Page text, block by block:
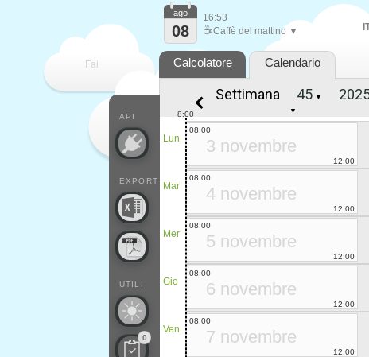
Fai
contare
API
EXPORT
UTILI
0
ago
08
16:53
☕Caffè del mattino ▼
Calcolatore Calendario
Settimana
▼
▼
Lun
Mar
Mer
Gio
Ven
8:00
3 novembre
08:00
12:00
4 novembre
08:00
12:00
5 novembre
08:00
12:00
6 novembre
08:00
12:00
7 novembre
08:00
12:00